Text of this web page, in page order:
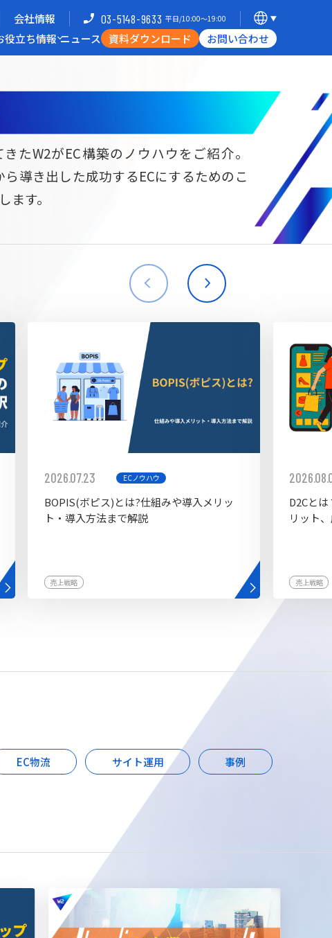
会社情報 03-5148-9633 平日/10:00〜19:00
役立ち情報 ニュース 資料ダウンロード お問い合わせ
向けECサイト構築
W2Commerce
海外進出・現地ECサイト構築
力/支援体制
たW2がEC構築のノウハウをご紹介。
導き出した成功するECにするためのこ
ます。
2026.07.23 ECノウハウ
BOPIS(ボピス)とは?仕組みや導入メリッ
ト・導入方法まで解説
売上戦略
D2Cと
リット
売上戦略
EC物流 サイト運用 事例